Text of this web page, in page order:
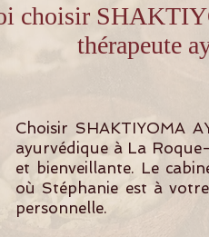
choisir
thérapeute
Choisir SHAKTIYOMA
ayurvédique à La
et bienveillante. Le
où Stéphanie est à
personnelle.